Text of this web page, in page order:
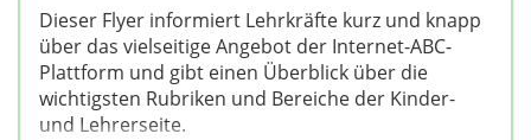
Dieser Flyer informiert Lehrkräfte kurz und knapp
über das vielseitige Angebot der Internet-ABC-
Plattform und gibt einen Überblick über die
wichtigsten Rubriken und Bereiche der Kinder-
und Lehrerseite.